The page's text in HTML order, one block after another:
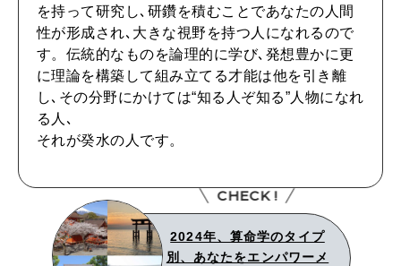
2026年2月号「良運を掴む 新・開運術。」
2026年1月号「猫がいれば、幸せ」
を持って研究し､研鑽を積むことであなたの人間
性が形成され､大きな視野を持つ人になれるので
す。伝統的なものを論理的に学び､発想豊かに更
に理論を構築して組み立てる才能は他を引き離
し､その分野にかけては“知る人ぞ知る”人物になれ
る人､
それが癸水の人です。
2024年、算命学のタイプ
別、あなたをエンパワーメ
CHECK !